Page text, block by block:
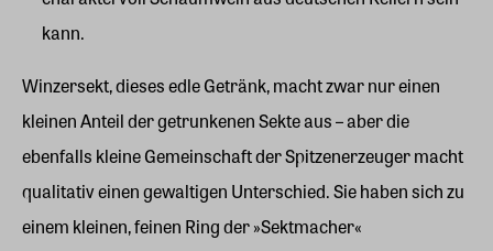
kann.
Winzersekt, dieses edle Getränk, macht zwar nur einen
kleinen Anteil der getrunkenen Sekte aus – aber die
ebenfalls kleine Gemeinschaft der Spitzenerzeuger macht
qualitativ einen gewaltigen Unterschied. Sie haben sich zu
einem kleinen, feinen Ring der »Sektmacher«